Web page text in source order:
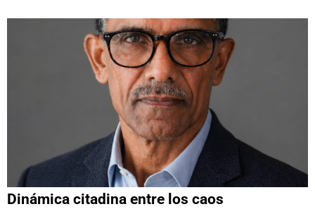
Dinámica citadina entre los caos